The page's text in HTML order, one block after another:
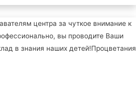
центра за чуткое внимание к
вы проводите Ваши
в знания наших детей!Процветания